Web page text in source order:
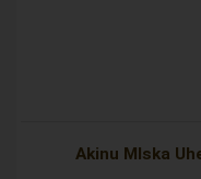
Akinu Mlska